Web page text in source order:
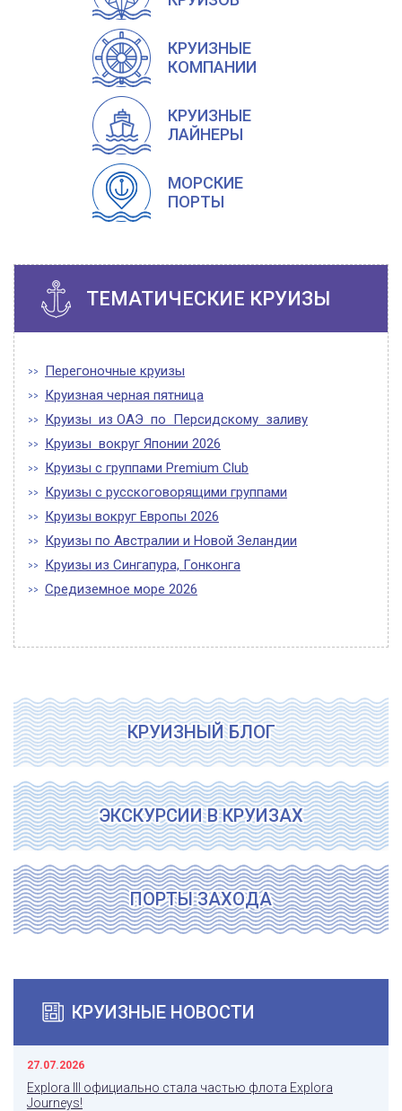
КРУИЗНЫЕ
КОМПАНИИ
КРУИЗНЫЕ
ЛАЙНЕРЫ
МОРСКИЕ
ПОРТЫ
ТЕМАТИЧЕСКИЕ КРУИЗЫ
Перегоночные круизы
Круизная черная пятница
Круизы из ОАЭ по Персидскому заливу
Круизы вокруг Японии 2026
Круизы с группами Premium Club
Круизы с русскоговорящими группами
Круизы вокруг Европы 2026
Круизы по Австралии и Новой Зеландии
Круизы из Сингапура, Гонконга
Средиземное море 2026
КРУИЗНЫЙ БЛОГ
ЭКСКУРСИИ В КРУИЗАХ
ПОРТЫ ЗАХОДА
КРУИЗНЫЕ НОВОСТИ
27.07.2026
Explora III официально стала частью флота Explora
Journeys!